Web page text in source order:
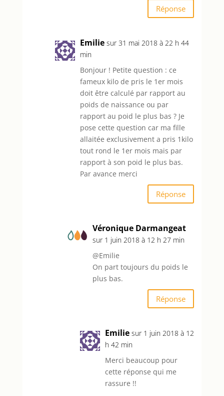
Réponse
Emilie sur 31 mai 2018 à 22 h 44
min
Bonjour ! Petite question : ce
fameux kilo de pris le 1er mois
doit être calculé par rapport au
poids de naissance ou par
rapport au poid le plus bas ? Je
pose cette question car ma fille
allaitée exclusivement a pris 1kilo
tout rond le 1er mois mais par
rapport à son poid le plus bas.
Par avance merci
Réponse
Véronique Darmangeat
sur 1 juin 2018 à 12 h 27 min
@Emilie
On part toujours du poids le
plus bas.
Réponse
Emilie sur 1 juin 2018 à 12
h 42 min
Merci beaucoup pour
cette réponse qui me
rassure !!